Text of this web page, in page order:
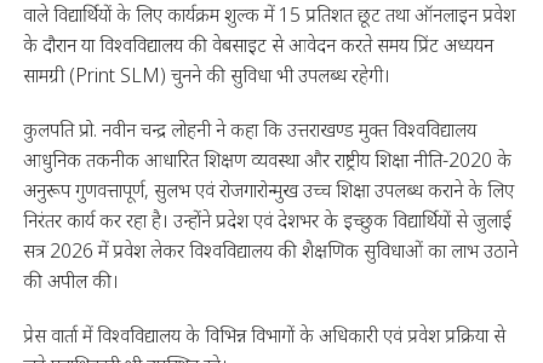
वाले विद्यार्थियों के लिए कार्यक्रम शुल्क में 15 प्रतिशत छूट तथा ऑनलाइन प्रवेश
के दौरान या विश्वविद्यालय की वेबसाइट से आवेदन करते समय प्रिंट अध्ययन
सामग्री (Print SLM) चुनने की सुविधा भी उपलब्ध रहेगी।
कुलपति प्रो. नवीन चन्द्र लोहनी ने कहा कि उत्तराखण्ड मुक्त विश्वविद्यालय
आधुनिक तकनीक आधारित शिक्षण व्यवस्था और राष्ट्रीय शिक्षा नीति-2020 के
अनुरूप गुणवत्तापूर्ण, सुलभ एवं रोजगारोन्मुख उच्च शिक्षा उपलब्ध कराने के लिए
निरंतर कार्य कर रहा है। उन्होंने प्रदेश एवं देशभर के इच्छुक विद्यार्थियों से जुलाई
सत्र 2026 में प्रवेश लेकर विश्वविद्यालय की शैक्षणिक सुविधाओं का लाभ उठाने
की अपील की।
प्रेस वार्ता में विश्वविद्यालय के विभिन्न विभागों के अधिकारी एवं प्रवेश प्रक्रिया से